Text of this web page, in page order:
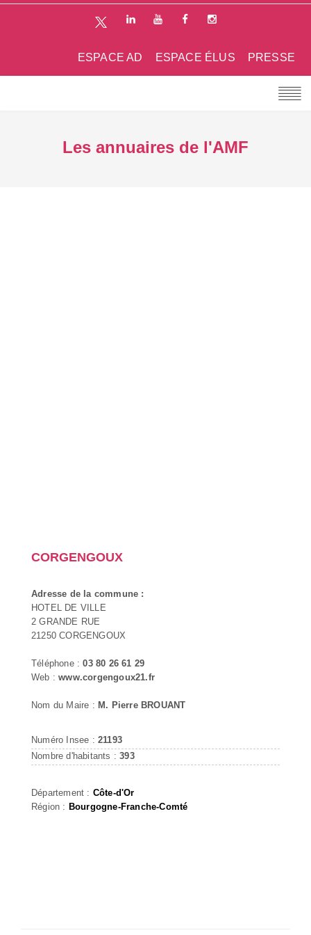
PRESSE
ESPACE ÉLUS
ESPACE AD
Les annuaires de l'AMF
CORGENGOUX
Adresse de la commune :
HOTEL DE VILLE
2 GRANDE RUE
21250 CORGENGOUX
Téléphone :03 80 26 61 29
Web :www.corgengoux21.fr
Nom du Maire : M. Pierre BROUANT
Numéro Insee : 21193
Nombre d'habitants :393
Département : Côte-d'Or
Région : Bourgogne-Franche-Comté